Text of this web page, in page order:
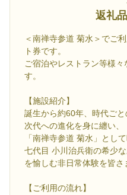
返礼
＜南禅寺参道 菊水＞でご
ト券です。
ご宿泊やレストラン等様
す。
【施設紹介】
誕生から約60年、時代ごと
次代への進化を身に纏い
「南禅寺参道 菊水」とし
七代目 小川治兵衛の希少
を愉しむ非日常体験を皆さ
【ご利用の流れ】